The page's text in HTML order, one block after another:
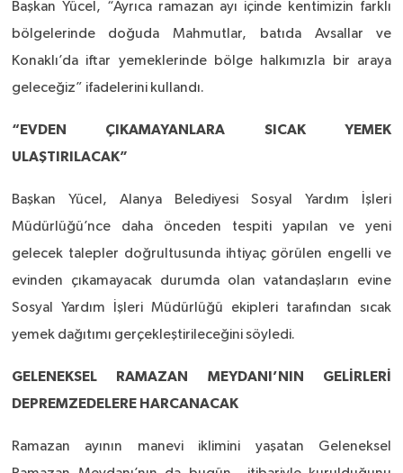
Başkan Yücel, “Ayrıca ramazan ayı içinde kentimizin farklı
bölgelerinde doğuda Mahmutlar, batıda Avsallar ve
Konaklı’da iftar yemeklerinde bölge halkımızla bir araya
geleceğiz” ifadelerini kullandı.
“EVDEN ÇIKAMAYANLARA SICAK YEMEK
ULAŞTIRILACAK”
Başkan Yücel, Alanya Belediyesi Sosyal Yardım İşleri
Müdürlüğü’nce daha önceden tespiti yapılan ve yeni
gelecek talepler doğrultusunda ihtiyaç görülen engelli ve
evinden çıkamayacak durumda olan vatandaşların evine
Sosyal Yardım İşleri Müdürlüğü ekipleri tarafından sıcak
yemek dağıtımı gerçekleştirileceğini söyledi.
GELENEKSEL RAMAZAN MEYDANI’NIN GELİRLERİ
DEPREMZEDELERE HARCANACAK
Ramazan ayının manevi iklimini yaşatan Geleneksel